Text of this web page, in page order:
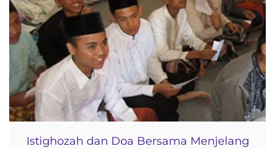
Istighozah dan Doa Bersama Menjelang